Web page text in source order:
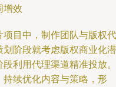
增效
目中，制作团队与版权代
阶段就考虑版权商业化潜
利用代理渠道精准投放。
续优化内容与策略，形